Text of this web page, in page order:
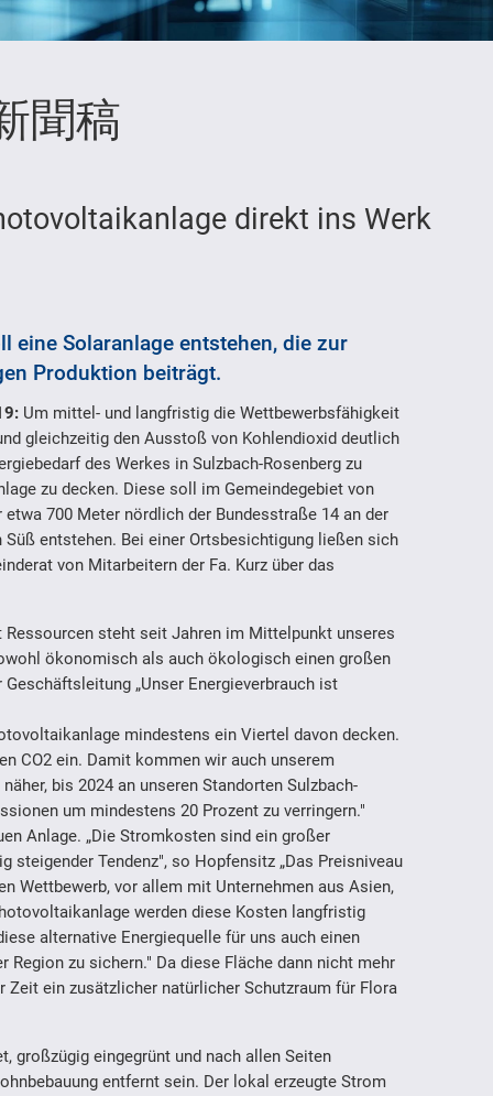
聞稿
direkt ins Werk
eine Solaranlage entstehen, die zur
Produktion beiträgt.
Um mittel- und langfristig die Wettbewerbsfähigkeit
gleichzeitig den Ausstoß von Kohlendioxid deutlich
des Werkes in Sulzbach-Rosenberg zu
zu decken. Diese soll im Gemeindegebiet von
700 Meter nördlich der Bundesstraße 14 an der
entstehen. Bei einer Ortsbesichtigung ließen sich
von Mitarbeitern der Fa. Kurz über das
Ressourcen steht seit Jahren im Mittelpunkt unseres
ökonomisch als auch ökologisch einen großen
„Unser Energieverbrauch ist
mindestens ein Viertel davon decken.
CO2 ein. Damit kommen wir auch unserem
bis 2024 an unseren Standorten Sulzbach-
um mindestens 20 Prozent zu verringern."
Anlage. „Die Stromkosten sind ein großer
Tendenz", so Hopfensitz „Das Preisniveau
Wettbewerb, vor allem mit Unternehmen aus Asien,
werden diese Kosten langfristig
alternative Energiequelle für uns auch einen
zu sichern." Da diese Fläche dann nicht mehr
ein zusätzlicher natürlicher Schutzraum für Flora
großzügig eingegrünt und nach allen Seiten
entfernt sein. Der lokal erzeugte Strom